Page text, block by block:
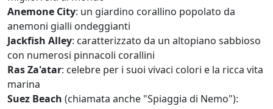
Anemone City: un giardino corallino popolato da
anemoni gialli ondeggianti
Jackfish Alley: caratterizzato da un altopiano sabbioso
con numerosi pinnacoli corallini
Ras Za'atar: celebre per i suoi vivaci colori e la ricca vita
marina
Suez Beach (chiamata anche "Spiaggia di Nemo"):